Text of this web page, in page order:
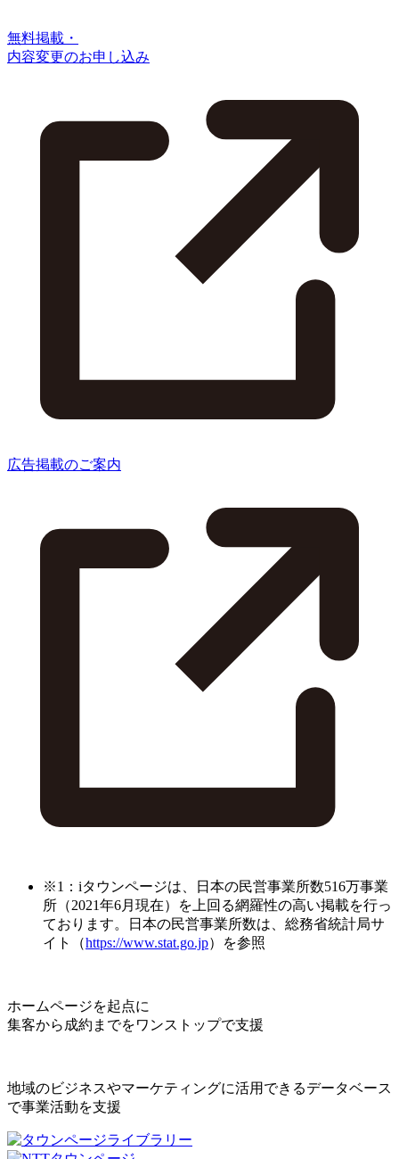
無料掲載・
内容変更のお申し込み
広告掲載のご案内
※1：iタウンページは、日本の民営事業所数516万事業
所（2021年6月現在）を上回る網羅性の高い掲載を行っ
ております。日本の民営事業所数は、総務省統計局サ
イト（https://www.stat.go.jp）を参照
ホームページを起点に
集客から成約までをワンストップで支援
地域のビジネスやマーケティングに活用できるデータベース
で事業活動を支援